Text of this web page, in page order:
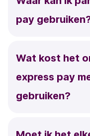
pay
Wat kost het
express pay
gebruiken?